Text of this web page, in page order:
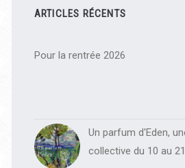
latérale
principale
ARTICLES RÉCENTS
Pour la rentrée 2026
Un parfum d'Eden,
collective du 10 au